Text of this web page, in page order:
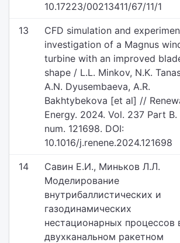
10.17223/00213411/67/11/1
13
CFD simulation and
investigation of a Magnus
turbine with an improved
shape / L.L. Minkov, N.K.
A.N. Dyusembaeva, A.R.
Bakhtybekova [et al] //
Energy. 2024. Vol. 237 Part B.
num. 121698. DOI:
10.1016/j.renene.2024.121698
14
Савин Е.И., Миньков Л.Л.
Моделирование
внутрибаллистических и
газодинамических
нестационарных процессов
двухканальном ракетном